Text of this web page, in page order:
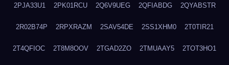
2PJA33U1 2PK01RCU 2Q6V9UEG 2QFIABDG 2QYABSTR
2R02B74P 2RPXRAZM 2SAV54DE 2SS1XHM0 2T0TIR21
2T4QFIOC 2T8M8OOV 2TGAD2ZO 2TMUAAY5 2TOT3HO1